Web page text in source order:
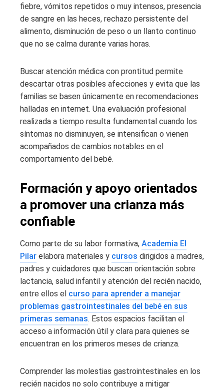
fiebre, vómitos repetidos o muy intensos, presencia
de sangre en las heces, rechazo persistente del
alimento, disminución de peso o un llanto continuo
que no se calma durante varias horas.
Buscar atención médica con prontitud permite
descartar otras posibles afecciones y evita que las
familias se basen únicamente en recomendaciones
halladas en internet. Una evaluación profesional
realizada a tiempo resulta fundamental cuando los
síntomas no disminuyen, se intensifican o vienen
acompañados de cambios notables en el
comportamiento del bebé.
Formación y apoyo orientados
a promover una crianza más
confiable
Como parte de su labor formativa, Academia El
Pilar elabora materiales y cursos dirigidos a madres,
padres y cuidadores que buscan orientación sobre
lactancia, salud infantil y atención del recién nacido,
entre ellos el curso para aprender a manejar
problemas gastrointestinales del bebé en sus
primeras semanas. Estos espacios facilitan el
acceso a información útil y clara para quienes se
encuentran en los primeros meses de crianza.
Comprender las molestias gastrointestinales en los
recién nacidos no solo contribuye a mitigar